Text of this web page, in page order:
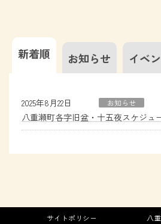
新着順 お知らせ イベ
2025年8月22日 お知らせ
八重瀬町各字旧盆・十五夜スケジュ
サイトポリシー 八